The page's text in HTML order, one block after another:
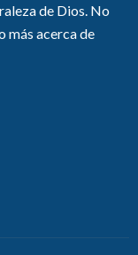
de Dios. No
más acerca de